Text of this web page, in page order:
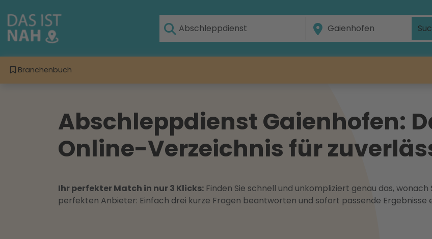
Branchenbuch
Abschleppdienst Gaienhofen:
Online-Verzeichnis für
Ihr perfekter Match in nur 3 Klicks: Finden Sie schnell und unkompliziert genau das, wonach
perfekten Anbieter: Einfach drei kurze Fragen beantworten und sofort passende Ergebnisse